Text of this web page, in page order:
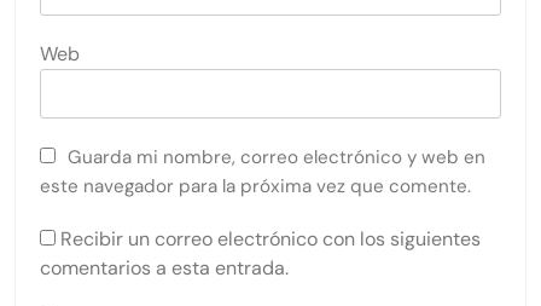
Web
Guarda mi nombre, correo electrónico y web en
este navegador para la próxima vez que comente.
Recibir un correo electrónico con los siguientes
comentarios a esta entrada.